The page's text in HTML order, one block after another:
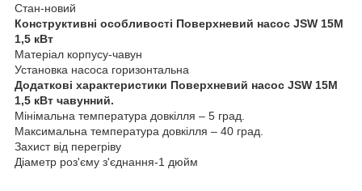
Стан-новий
Конструктивні особливості Поверхневий насос JSW 15M
1,5 кВт
Матеріал корпусу-чавун
Установка насоса горизонтальна
Додаткові характеристики Поверхневий насос JSW 15M
1,5 кВт чавунний.
Мінімальна температура довкілля – 5 град.
Максимальна температура довкілля – 40 град.
Захист від перегріву
Діаметр роз'єму з'єднання-1 дюйм